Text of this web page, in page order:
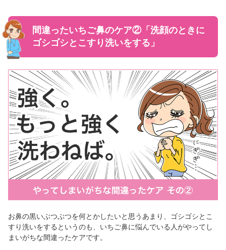
間違ったいちご鼻のケア②「洗顔のときに
ゴシゴシとこすり洗いをする」
お鼻の黒いぶつぶつを何とかしたいと思うあまり、ゴシゴシとこ
すり洗いをするというのも、いちご鼻に悩んでいる人がやってし
まいがちな間違ったケアです。